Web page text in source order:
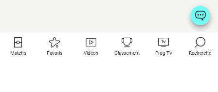
Matchs Favoris Vidéos Classement Prog TV Recherche